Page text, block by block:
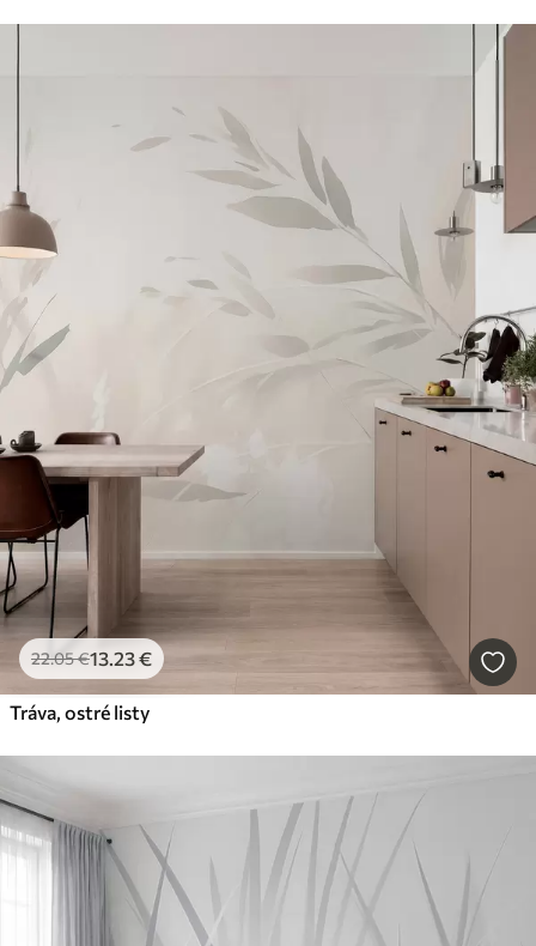
22.05€13 .23€
Tráva, ostré listy